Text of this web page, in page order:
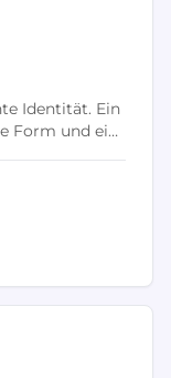
Identität. Ein
Form und ein